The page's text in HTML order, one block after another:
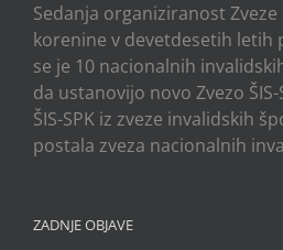
Sedanja organiziranost Zveze
korenine v devetdesetih letih
se je 10 nacionalnih
da ustanovijo novo Zvezo ŠIS-
ŠIS-SPK iz zveze invalidskih
postala zveza nacionalnih
ZADNJE OBJAVE